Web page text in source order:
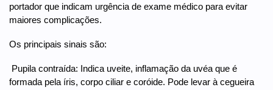
portador que indicam urgência de exame médico para evitar
maiores complicações.
Os principais sinais são:
 Pupila contraída: Indica uveite, inflamação da uvéa que é
formada pela íris, corpo ciliar e coróide. Pode levar à cegueira